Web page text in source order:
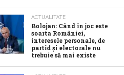
ACTUALITATE
Bolojan: Când în joc este
soarta României,
interesele personale, de
partid și electorale nu
trebuie să mai existe